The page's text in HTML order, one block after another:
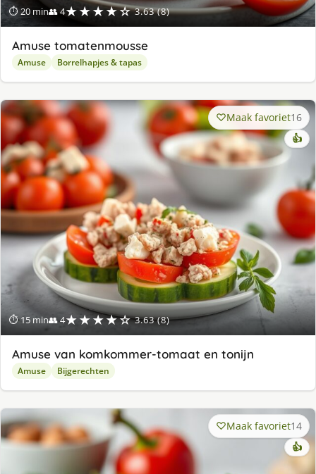
⏱ 20 min👥 4★★★★☆ 3.63 (8)
Amuse tomatenmousse
Amuse Borrelhapjes & tapas
⏱ 15 min👥 4★★★★☆ 3.63 (8)
Maak favoriet16
👍
Amuse van komkommer-tomaat en tonijn
Amuse Bijgerechten
Maak favoriet14
👍